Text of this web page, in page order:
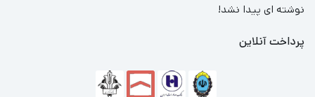
نوشته ای پیدا نشد!
پرداخت آنلاین